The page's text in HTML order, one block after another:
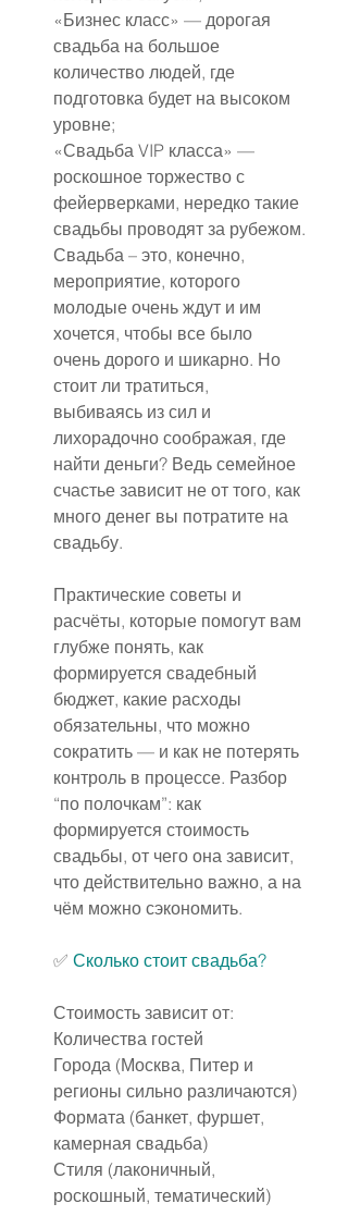
«Бизнес класс» — дорогая
свадьба на большое
количество людей, где
подготовка будет на высоком
уровне;
«Свадьба VIP класса» —
роскошное торжество с
фейерверками, нередко такие
свадьбы проводят за рубежом.
Свадьба – это, конечно,
мероприятие, которого
молодые очень ждут и им
хочется, чтобы все было
очень дорого и шикарно. Но
стоит ли тратиться,
выбиваясь из сил и
лихорадочно соображая, где
найти деньги? Ведь семейное
счастье зависит не от того, как
много денег вы потратите на
свадьбу.
Практические советы и
расчёты, которые помогут вам
глубже понять, как
формируется свадебный
бюджет, какие расходы
обязательны, что можно
сократить — и как не потерять
контроль в процессе. Разбор
“по полочкам”: как
формируется стоимость
свадьбы, от чего она зависит,
что действительно важно, а на
чём можно сэкономить.
✅ Сколько стоит свадьба?
Стоимость зависит от:
Количества гостей
Города (Москва, Питер и
регионы сильно различаются)
Формата (банкет, фуршет,
камерная свадьба)
Стиля (лаконичный,
роскошный, тематический)